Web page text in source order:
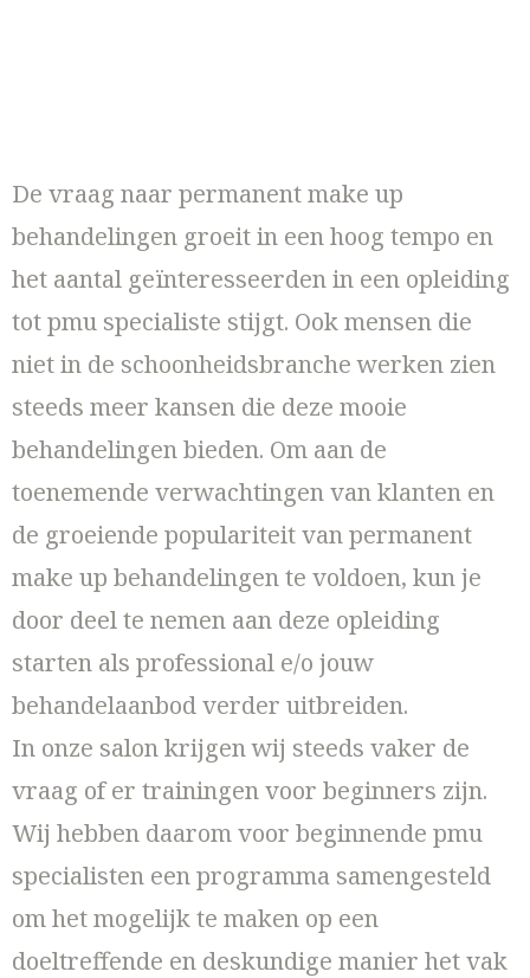
De vraag naar permanent make up
behandelingen groeit in een hoog tempo en
het aantal geïnteresseerden in een opleiding
tot pmu specialiste stijgt. Ook mensen die
niet in de schoonheidsbranche werken zien
steeds meer kansen die deze mooie
behandelingen bieden. Om aan de
toenemende verwachtingen van klanten en
de groeiende populariteit van permanent
make up behandelingen te voldoen, kun je
door deel te nemen aan deze opleiding
starten als professional e/o jouw
behandelaanbod verder uitbreiden.
In onze salon krijgen wij steeds vaker de
vraag of er trainingen voor beginners zijn.
Wij hebben daarom voor beginnende pmu
specialisten een programma samengesteld
om het mogelijk te maken op een
doeltreffende en deskundige manier het vak